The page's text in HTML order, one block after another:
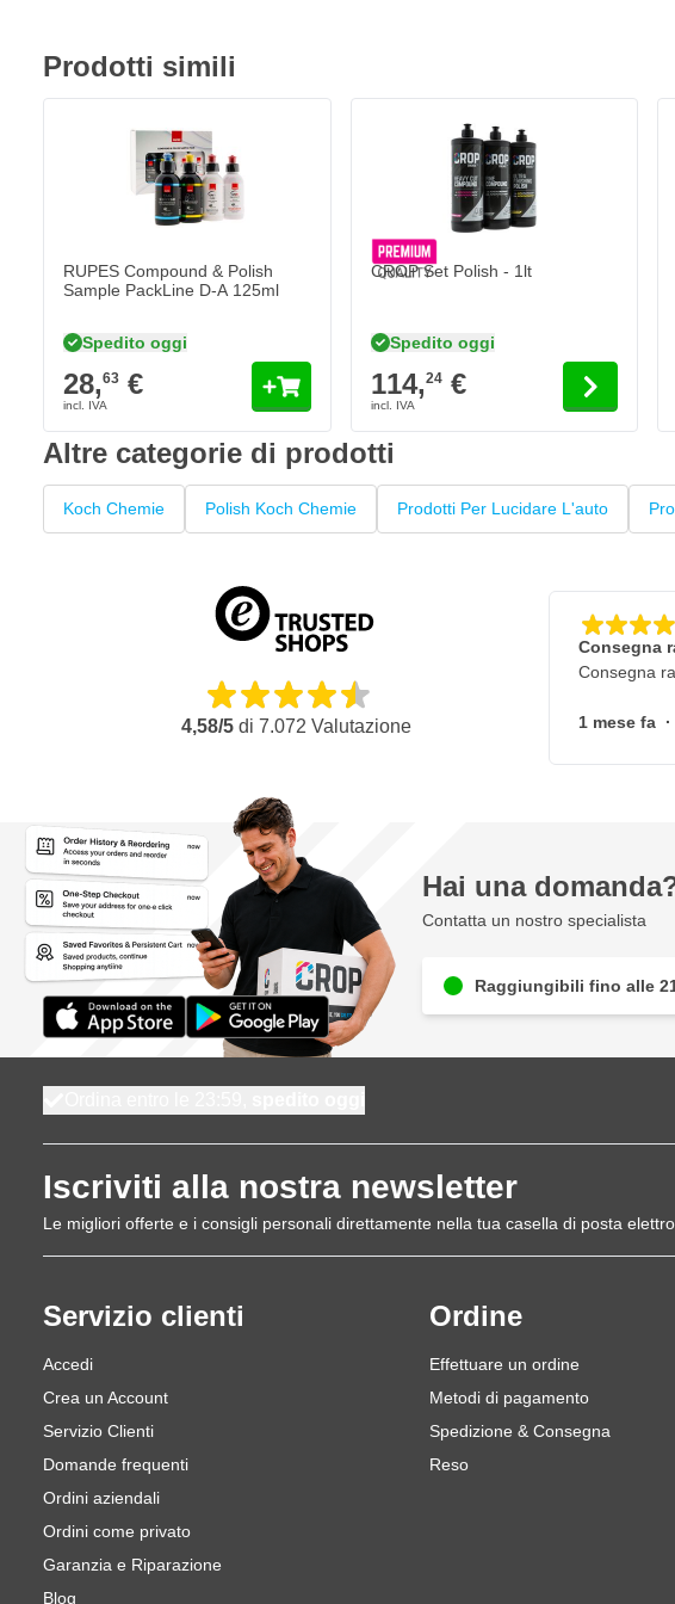
Prodotti simili
RUPES Compound & Polish
Sample PackLine D-A 125ml
Spedito oggi
28,63 €
CROP Set Polish - 1lt
Spedito oggi
Il prezzo dipende dalle opzioni scelte
114,24€
Altre categorie di prodotti
Koch Chemie Polish Koch Chemie Prodotti Per Lucidare L'auto
4,58/5di 7.072 Valutazione
Consegna
Consegna
1 mese fa ·
Hai una
Contatta un nostro specialista
Raggiungibili fino alle
Iscriviti alla nostra newsletter
Le migliori offerte e i consigli personali direttamente nella tua casella di posta
Servizio clienti
Accedi
Crea un Account
Servizio Clienti
Domande frequenti
Ordini aziendali
Ordini come privato
Garanzia e Riparazione
Blog
Ordine
Effettuare un ordine
Metodi di pagamento
Spedizione & Consegna
Reso